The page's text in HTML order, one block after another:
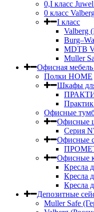
0,I класс
0 класс
I класс
Valberg
MDTB
Muller
Офисная
Полки HOME
Шкафы
Офисные
Офисные
Серия
Офисные
Офисные
Кресла
Кресла
Кресла
Депозитные
Muller Safe